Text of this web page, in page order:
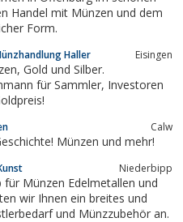
Form.
Haller Eisingen
Sammler, Investoren
Calw
Münzen und mehr!
Niederbipp
Münzen Edelmetallen und
wir Ihnen ein breites und
und Münzzubehör an.